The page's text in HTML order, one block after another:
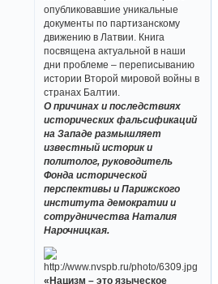
опубликовавшие уникальные
документы по партизанскому
движению в Латвии. Книга
посвящена актуальной в наши
дни проблеме – переписыванию
истории Второй мировой войны в
странах Балтии.
О причинах и последствиях
исторических фальсификаций
на Западе размышляет
известный историк и
политолог, руководитель
Фонда исторической
перспективы и Парижского
института демократии и
сотрудничества Наталия
Нарочницкая.
«Нацизм – это языческое